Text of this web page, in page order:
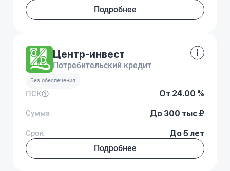
Подробнее
Центр-инвест
Потребительский кредит
Без обеспечения
От 24.00 %
ПСК
До 300 тыс ₽
Сумма
До 5 лет
Срок
Подробнее